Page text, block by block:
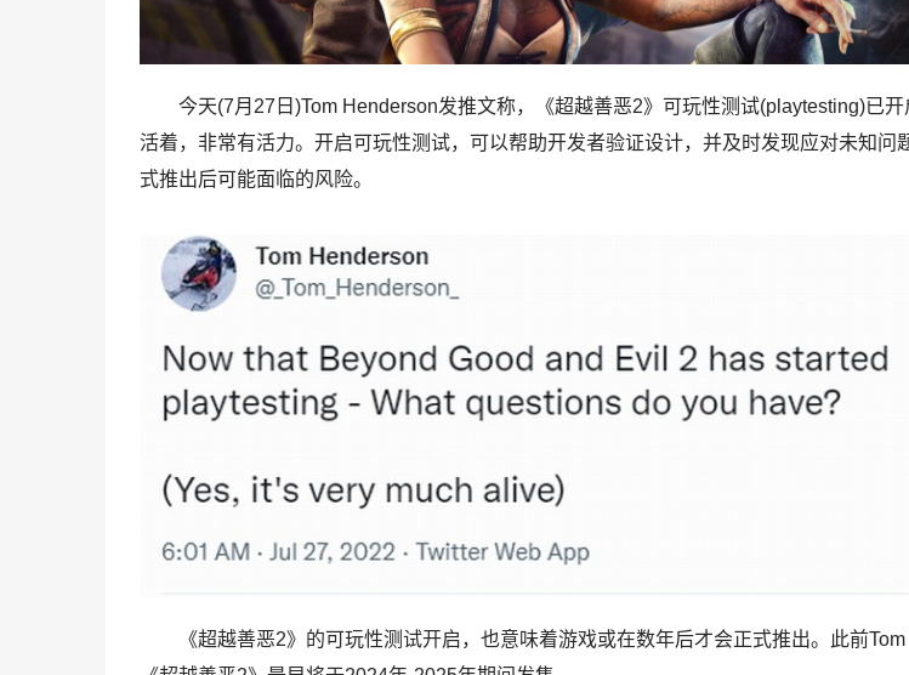
今天(7月27日)Tom Henderson发推文称，《超越善恶2》可玩性测试(playtesting)已
活着，非常有活力。开启可玩性测试，可以帮助开发者验证设计，并及时发现应对未知问
式推出后可能面临的风险。
《超越善恶2》的可玩性测试开启，也意味着游戏或在数年后才会正式推出。此前